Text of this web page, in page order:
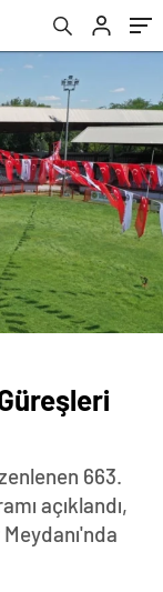
663.
açıklandı,